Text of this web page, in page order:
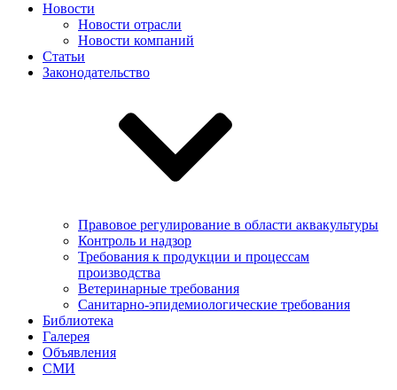
Новости
Новости отрасли
Новости компаний
Статьи
Законодательство
Правовое регулирование в области аквакультуры
Контроль и надзор
Требования к продукции и процессам
производства
Ветеринарные требования
Санитарно-эпидемиологические требования
Библиотека
Галерея
Объявления
СМИ